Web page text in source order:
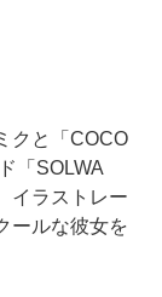
クと「COCO
「SOLWA
イラストレー
ールな彼女を